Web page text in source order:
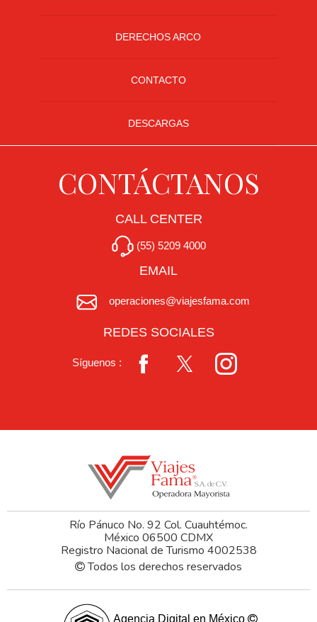
DERECHOS ARCO
CONTACTO
DESCARGAS
CONTÁCTANOS
CALL CENTER
(55) 5209 4000
EMAIL
operaciones@viajesfama.com
REDES SOCIALES
Síguenos :
Río Pánuco No. 92 Col. Cuauhtémoc.
México 06500 CDMX
Registro Nacional de Turismo 4002538
Todos los derechos reservados
Agencia Digital en México